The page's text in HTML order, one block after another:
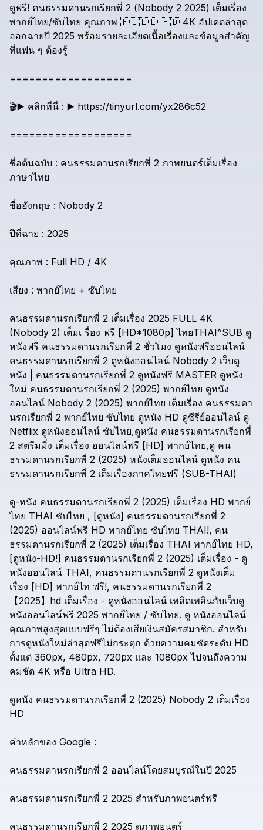
thaimoviez
Check your texts
ดูฟรี! คนธรรมดานรกเรียกพี่ 2 (Nobody 2 2025) เต็มเรื่อง
พากย์ไทย/ซับไทย คุณภาพ ​🇫​​🇺​​🇱​​🇱​ ​🇭​​🇩​ 4K อัปเดตล่าสุด
ออกฉายปี 2025 พร้อมรายละเอียดเนื้อเรื่องและข้อมูลสำคัญ
ที่แฟน ๆ ต้องรู้
===================
🎬️▶️ คลิกที่นี่ : ▶️ https://tinyurl.com/yx286c52
===================
ชื่อต้นฉบับ : คนธรรมดานรกเรียกพี่ 2 ภาพยนตร์เต็มเรื่อง
ภาษาไทย
ชื่ออังกฤษ : Nobody 2
ปีที่ฉาย : 2025
คุณภาพ : Full HD / 4K
เสียง : พากย์ไทย + ซับไทย
คนธรรมดานรกเรียกพี่ 2 เต็มเรื่อง 2025 FULL 4K
(Nobody 2) เต็มเ รื่อง ฟรี [HD*1080p] ไทยTHAI^SUB ดู
หนังฟรี คนธรรมดานรกเรียกพี่ 2 ชั่วโมง ดูหนังฟรีออนไลน์
คนธรรมดานรกเรียกพี่ 2 ดูหนังออนไลน์ Nobody 2 เว็บดู
หนัง
คนธรรมดานรกเรียกพี่ 2 ดูหนังฟรี MASTER ดูหนัง
ใหม่ คนธรรมดานรกเรียกพี่ 2 (2025) พากย์ไทย ดูหนัง
ออนไลน์ Nobody 2 (2025) พากย์ไทย เต็มเรื่อง คนธรรมดา
นรกเรียกพี่ 2 พากย์ไทย ซับไทย ดูหนัง HD ดูซีรีย์ออนไลน์ ดู
Netflix ดูหนังออนไลน์ ซับไทย,ดูหนัง คนธรรมดานรกเรียกพี่
2 สตรีมมิ่ง เต็มเรื่อง ออนไลน์ฟรี [HD] พากย์ไทย,ดู คน
ธรรมดานรกเรียกพี่ 2 (2025) หนังเต็มออนไลน์ ดูหนัง คน
ธรรมดานรกเรียกพี่ 2 เต็มเรื่องภาคไทยฟรี (SUB-THAI)
ดู-หนัง คนธรรมดานรกเรียกพี่ 2 (2025) เต็มเรื่อง HD พากย์
ไทย THAI ซับไทย , [ดูหนัง] คนธรรมดานรกเรียกพี่ 2
(2025) ออนไลน์ฟรี HD พากย์ไทย ซับไทย THAI!, คน
ธรรมดานรกเรียกพี่ 2 (2025) เต็มเรื่อง THAI พากย์ไทย HD,
[ดูหนัง-HD!] คนธรรมดานรกเรียกพี่ 2 (2025) เต็มเรื่อง - ดู
หนังออนไลน์ THAI, คนธรรมดานรกเรียกพี่ 2 ดูหนังเต็ม
เรื่อง [HD] พากย์ไท ฟรี!, คนธรรมดานรกเรียกพี่ 2
【2025】hd เต็มเรื่อง - ดูหนังออนไลน์ เพลิดเพลินกับเว็บดู
หนังออนไลน์ฟรี 2025 พากย์ไทย / ซับไทย. ดู หนังออนไลน์
คุณภาพสูงสุดแบบฟรีๆ ไม่ต้องเสียเงินสมัครสมาชิก. สำหรับ
การดูหนังใหม่ล่าสุดฟรีไม่กระตุก ด้วยความคมชัดระดับ HD
ตั้งแต่ 360px, 480px, 720px และ 1080px ไปจนถึงความ
คมชัด 4K หรือ Ultra HD.
ดูหนัง คนธรรมดานรกเรียกพี่ 2 (2025) Nobody 2 เต็มเรื่อง
HD
คำหลักของ Google :
คนธรรมดานรกเรียกพี่ 2 ออนไลน์โดยสมบูรณ์ในปี 2025
คนธรรมดานรกเรียกพี่ 2 2025 สำหรับภาพยนตร์ฟรี
คนธรรมดานรกเรียกพี่ 2 2025 ดูภาพยนตร์